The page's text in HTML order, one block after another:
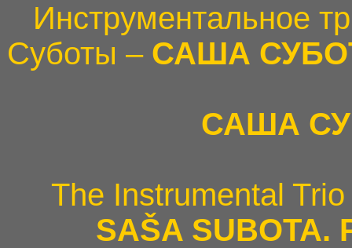
Инструментальное
Суботы – САША
САША
The Instrumental
SAŠA SUBOTA.